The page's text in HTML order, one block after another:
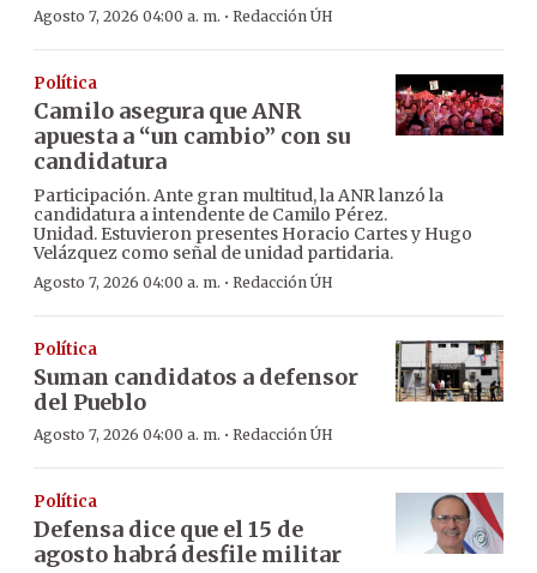
Agosto 7, 2026 04:00 a. m. · Redacción ÚH
Política
Camilo asegura que ANR
apuesta a “un cambio” con su
candidatura
Participación. Ante gran multitud, la ANR lanzó la
candidatura a intendente de Camilo Pérez.
Unidad. Estuvieron presentes Horacio Cartes y Hugo
Velázquez como señal de unidad partidaria.
Agosto 7, 2026 04:00 a. m. · Redacción ÚH
Política
Suman candidatos a defensor
del Pueblo
Agosto 7, 2026 04:00 a. m. · Redacción ÚH
Política
Defensa dice que el 15 de
agosto habrá desfile militar